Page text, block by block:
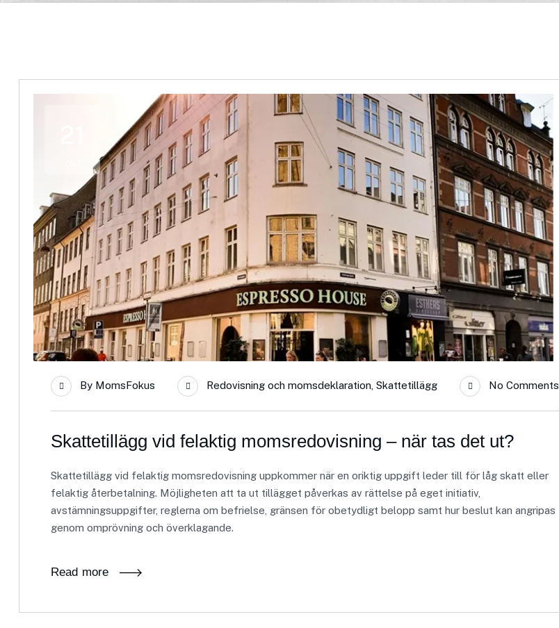
By MomsFokus Redovisning och momsdeklaration, Skattetillägg No Comments
Skattetillägg vid felaktig momsredovisning – när tas det ut?
Skattetillägg vid felaktig momsredovisning uppkommer när en oriktig uppgift leder till för låg skatt eller
felaktig återbetalning. Möjligheten att ta ut tillägget påverkas av rättelse på eget initiativ,
avstämningsuppgifter, reglerna om befrielse, gränsen för obetydligt belopp samt hur beslut kan angripas
genom omprövning och överklagande.
Read more